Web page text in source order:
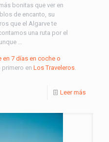
bonitas que ver en
de encanto, su
que el Algarve te
una ruta por el
…
en 7 días en coche o
en Los Traveleros.
Leer más